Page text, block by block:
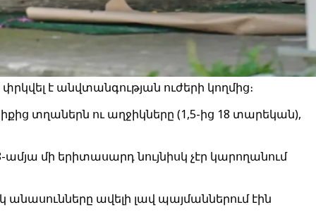
է անվտանգության ուժերի կողմից։
տղաներն ու աղջիկները (1,5-ից 18 տարեկան),
մի երիտասարդ նույնիսկ չէր կարողանում
անասունները ավելի լավ պայմաններում էին